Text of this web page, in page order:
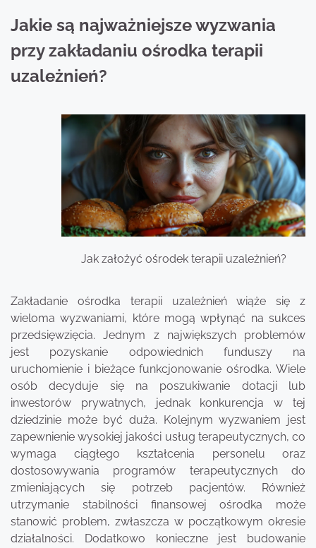
Jakie są najważniejsze wyzwania
przy zakładaniu ośrodka terapii
uzależnień?
Jak założyć ośrodek terapii uzależnień?
Zakładanie ośrodka terapii uzależnień wiąże się z
wieloma wyzwaniami, które mogą wpłynąć na sukces
przedsięwzięcia. Jednym z największych problemów
jest pozyskanie odpowiednich funduszy na
uruchomienie i bieżące funkcjonowanie ośrodka. Wiele
osób decyduje się na poszukiwanie dotacji lub
inwestorów prywatnych, jednak konkurencja w tej
dziedzinie może być duża. Kolejnym wyzwaniem jest
zapewnienie wysokiej jakości usług terapeutycznych, co
wymaga ciągłego kształcenia personelu oraz
dostosowywania programów terapeutycznych do
zmieniających się potrzeb pacjentów. Również
utrzymanie stabilności finansowej ośrodka może
stanowić problem, zwłaszcza w początkowym okresie
działalności. Dodatkowo konieczne jest budowanie